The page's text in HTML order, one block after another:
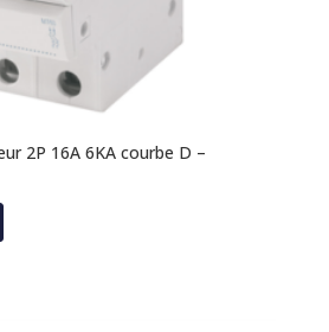
2P 16A 6KA courbe D –